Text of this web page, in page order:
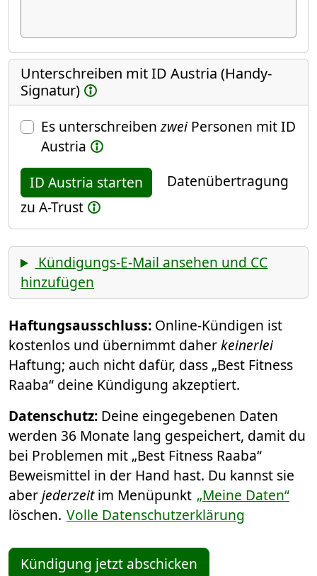
Unterschreiben mit ID Austria (Handy-
Signatur)
Es unterschreibenzweiPersonen mit ID
Austria
ID Austria starten
Datenübertragung
zu A-Trust
Kündigungs-E-Mail ansehen und CC
hinzufügen
Haftungsausschluss: Online-Kündigen ist
kostenlos und übernimmt daherkeinerlei
Haftung; auch nicht dafür, dass „Best Fitness
Raaba“ deine Kündigung akzeptiert.
Datenschutz: Deine eingegebenen Daten
werden 36 Monate lang gespeichert, damit du
bei Problemen mit „Best Fitness Raaba“
Beweismittel in der Hand hast. Du kannst sie
aberjederzeitim Menüpunkt „Meine Daten“
löschen. Volle Datenschutzerklärung
Kündigung jetzt abschicken